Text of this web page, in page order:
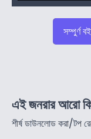
সম্পুর্ণ
এই জনরার আরো
শীর্ষ ডাউনলোড করা/টপ